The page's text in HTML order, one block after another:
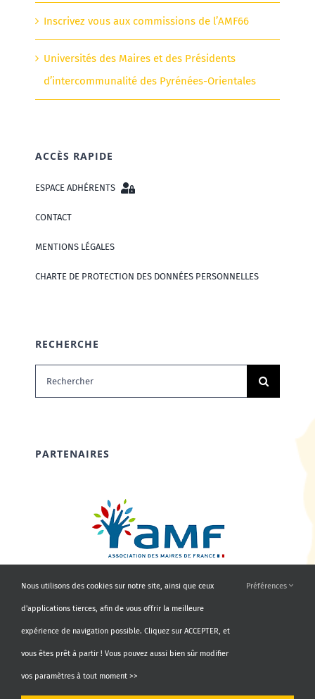
Inscrivez vous aux commissions de l’AMF66
Universités des Maires et des Présidents
d’intercommunalité des Pyrénées-Orientales
ACCÈS RAPIDE
ESPACE ADHÉRENTS
CONTACT
MENTIONS LÉGALES
CHARTE DE PROTECTION DES DONNÉES PERSONNELLES
RECHERCHE
Rechercher:
PARTENAIRES
Nous utilisons des cookies sur notre site, ainsi que ceux
d'applications tierces, afin de vous offrir la meilleure
expérience de navigation possible. Cliquez sur ACCEPTER, et
vous êtes prêt à partir ! Vous pouvez aussi bien sûr modifier
vos paramètres à tout moment >>
Préférences